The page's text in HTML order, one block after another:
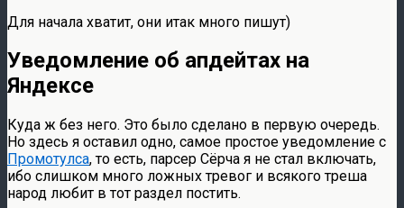
Для начала хватит, они итак много пишут)
Уведомление об апдейтах на
Яндексе
Куда ж без него. Это было сделано в первую очередь.
Но здесь я оставил одно, самое простое уведомление с
Промотулса, то есть, парсер Сёрча я не стал включать,
ибо слишком много ложных тревог и всякого треша
народ любит в тот раздел постить.